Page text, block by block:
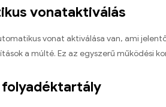
vonataktiválás
vonat aktiválása van, ami
a múlté. Ez az egyszerű működési